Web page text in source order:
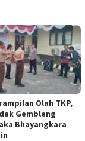
Olah TKP,
Gembleng
Bhayangkara